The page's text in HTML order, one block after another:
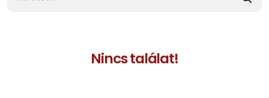
Nincs találat!